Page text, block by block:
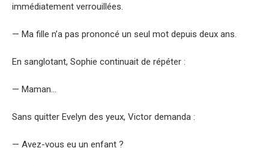
immédiatement verrouillées.
— Ma fille n’a pas prononcé un seul mot depuis deux ans.
En sanglotant, Sophie continuait de répéter :
— Maman…
Sans quitter Evelyn des yeux, Victor demanda :
— Avez-vous eu un enfant ?